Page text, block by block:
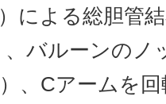
による総胆管
バルーンのノ
）、Cアームを